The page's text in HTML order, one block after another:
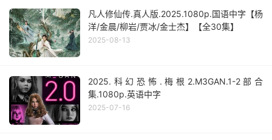
凡人修仙传.真人版.2025.1080p.国语中字【杨
洋/金晨/柳岩/贾冰/金士杰】【全30集】
2025-08-13
2025.科幻恐怖.梅根2.M3GAN.1-2部合
集.1080p.英语中字
2025-07-16